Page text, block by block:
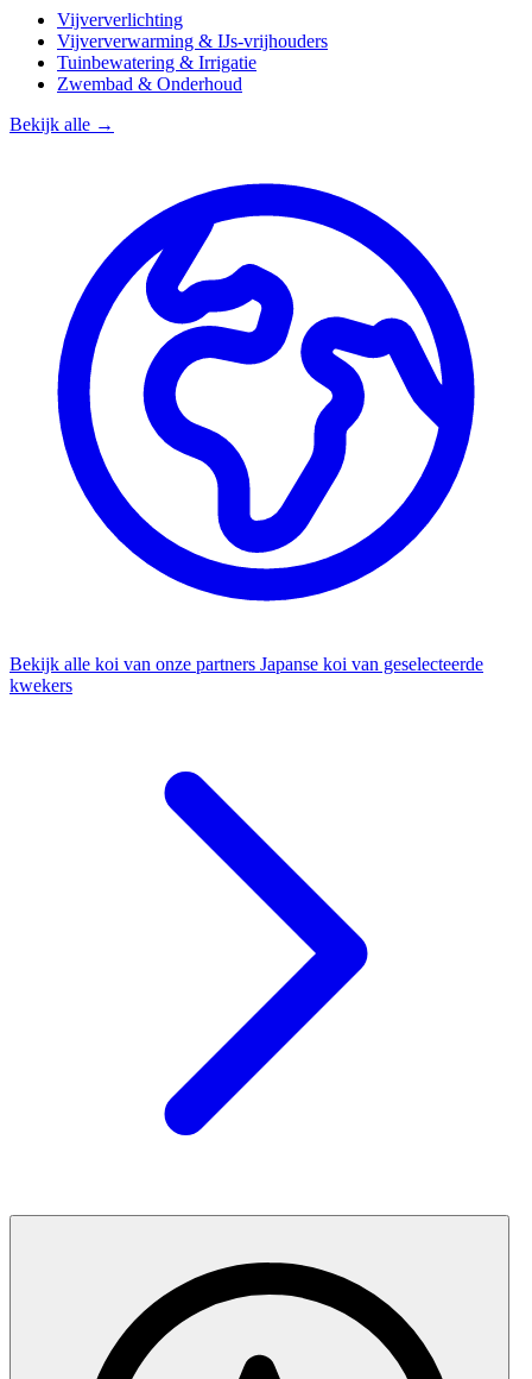
Vijververlichting
Vijververwarming & IJs-vrijhouders
Tuinbewatering & Irrigatie
Zwembad & Onderhoud
Bekijk alle →
Bekijk alle koi van onze partners Japanse koi van geselecteerde
kwekers